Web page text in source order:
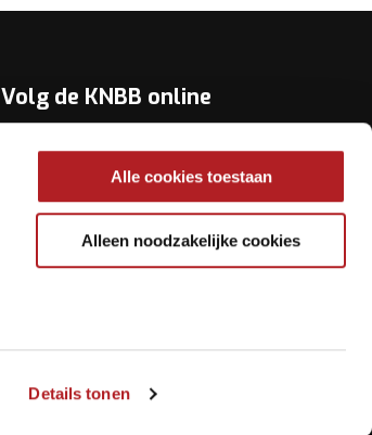
Details tonen
Alle cookies toestaan
Alleen noodzakelijke cookies
Volg de KNBB online
Facebook